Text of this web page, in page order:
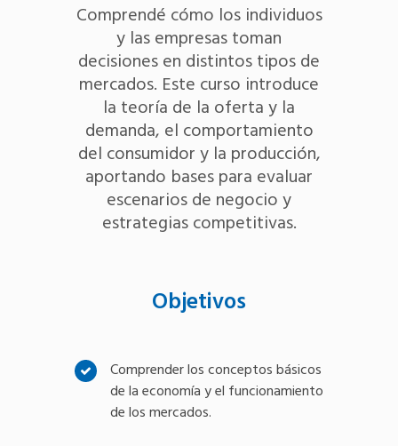
Comprendé cómo los individuos
y las empresas toman
decisiones en distintos tipos de
mercados. Este curso introduce
la teoría de la oferta y la
demanda, el comportamiento
del consumidor y la producción,
aportando bases para evaluar
escenarios de negocio y
estrategias competitivas.
Objetivos
Comprender los conceptos básicos
de la economía y el funcionamiento
de los mercados.